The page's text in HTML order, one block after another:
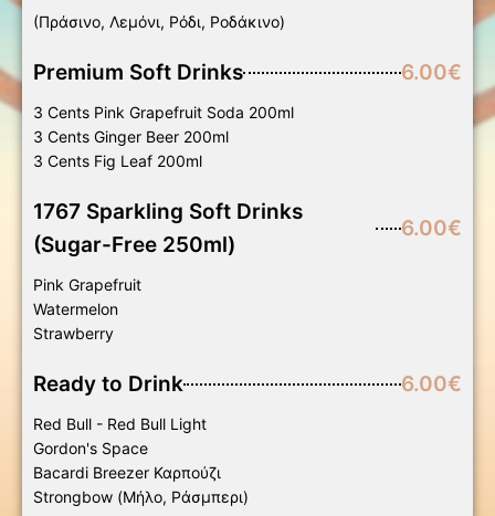
(Πράσινο, Λεμόνι, Ρόδι, Ροδάκινο)
Premium Soft Drinks 6.00€
3 Cents Pink Grapefruit Soda 200ml
3 Cents Ginger Beer 200ml
3 Cents Fig Leaf 200ml
1767 Sparkling Soft Drinks
(Sugar-Free 250ml)
6.00€
Pink Grapefruit
Watermelon
Strawberry
Ready to Drink 6.00€
Red Bull - Red Bull Light
Gordon's Space
Bacardi Breezer Καρπούζι
Strongbow (Μήλο, Ράσμπερι)